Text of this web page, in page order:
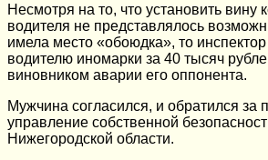
Несмотря на то, что установить вину
водителя не представлялось
имела место «обоюдка», то
водителю иномарки за 40 тысяч
виновником аварии его оппонента.
Мужчина согласился, и обратился за
управление собственной
Нижегородской области.